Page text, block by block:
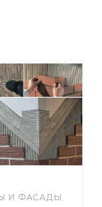
И ФАСАДЫ